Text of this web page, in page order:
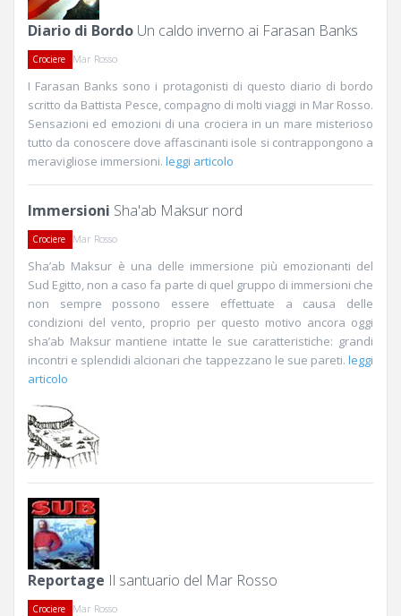
Diario di Bordo Un caldo inverno ai Farasan Banks
Crociere Mar Rosso
I Farasan Banks sono i protagonisti di questo diario di bordo
scritto da Battista Pesce, compagno di molti viaggi in Mar Rosso.
Sensazioni ed emozioni di una crociera in un mare misterioso
tutto da conoscere dove affascinanti isole si contrappongono a
meravigliose immersioni. leggi articolo
Immersioni Sha'ab Maksur nord
Crociere Mar Rosso
Sha’ab Maksur è una delle immersione più emozionanti del
Sud Egitto, non a caso fa parte di quel gruppo di immersioni che
non sempre possono essere effettuate a causa delle
condizioni del vento, proprio per questo motivo ancora oggi
sha’ab Maksur mantiene intatte le sue caratteristiche: grandi
incontri e splendidi alcionari che tappezzano le sue pareti. leggi
articolo
Reportage Il santuario del Mar Rosso
Crociere Mar Rosso